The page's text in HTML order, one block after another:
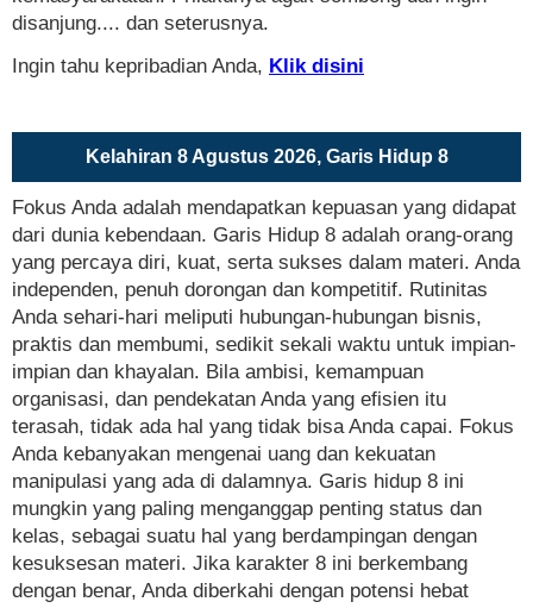
disanjung.... dan seterusnya.
Ingin tahu kepribadian Anda, Klik disini
Kelahiran 8 Agustus 2026, Garis Hidup 8
Fokus Anda adalah mendapatkan kepuasan yang didapat
dari dunia kebendaan. Garis Hidup 8 adalah orang-orang
yang percaya diri, kuat, serta sukses dalam materi. Anda
independen, penuh dorongan dan kompetitif. Rutinitas
Anda sehari-hari meliputi hubungan-hubungan bisnis,
praktis dan membumi, sedikit sekali waktu untuk impian-
impian dan khayalan. Bila ambisi, kemampuan
organisasi, dan pendekatan Anda yang efisien itu
terasah, tidak ada hal yang tidak bisa Anda capai. Fokus
Anda kebanyakan mengenai uang dan kekuatan
manipulasi yang ada di dalamnya. Garis hidup 8 ini
mungkin yang paling menganggap penting status dan
kelas, sebagai suatu hal yang berdampingan dengan
kesuksesan materi. Jika karakter 8 ini berkembang
dengan benar, Anda diberkahi dengan potensi hebat